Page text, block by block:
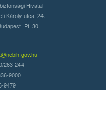
Hivatal
Károly utca. 24.
Pf. 30.
263-244
9000
9479